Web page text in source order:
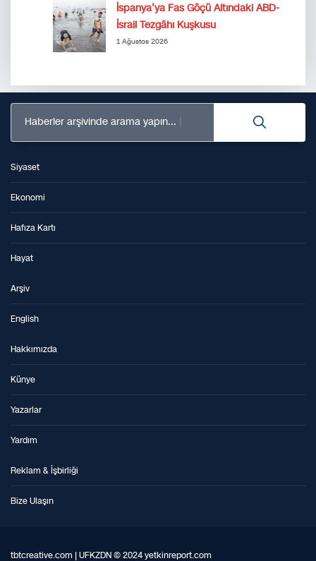
İspanya’ya Fas Göçü Altındaki ABD-
İsrail Tezgâhı Kuşkusu
1 Ağustos 2026
Haberler arşivinde arama yapın...
Siyaset
Ekonomi
Hafıza Kartı
Hayat
Arşiv
English
Hakkımızda
Künye
Yazarlar
Yardım
Reklam & İşbirliği
Bize Ulaşın
tbtcreative.com | UFKZDN © 2024 yetkinreport.com